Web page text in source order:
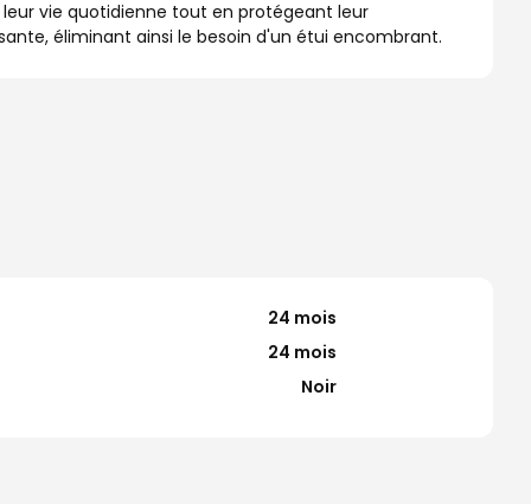
vie quotidienne tout en protégeant leur
éliminant ainsi le besoin d'un étui encombrant.
24 mois
24 mois
Noir